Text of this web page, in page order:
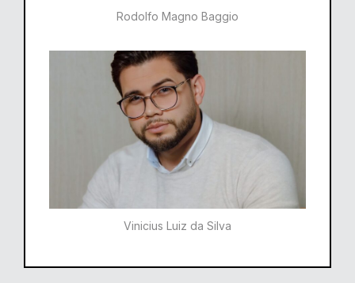
Rodolfo Magno Baggio​​
Vinicius Luiz da Silva